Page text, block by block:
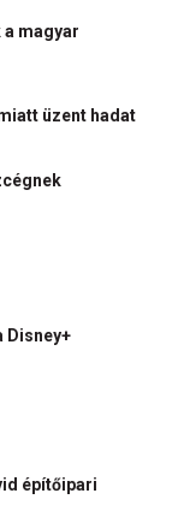
magyar
üzent hadat
Disney+
építőipari